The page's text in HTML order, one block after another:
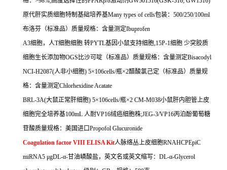
原代肝实质细胞特制基础培养基Many types of cells包装： 500/250/100ml
布洛芬（标准品）质量规格：含量测定Ibuprofen
A3细胞，人T细胞细胞 转PYTL基因小鼠支持细胞,15P-1细胞 少突胶质
细胞生长添加物OGS 比沙可啶（标准品）质量规格：含量测定Bisacodyl
NCI-H2087(人非小细胞) 5×106cells/瓶×2醋酸氯己定（标准品）质量规
格：含量测定Chlorhexidine Acatate
BRL-3A(大鼠正常肝细胞) 5×106cells/瓶×2 CM-M038小鼠肝内胆管上皮
细胞完全培养基100mL 人耐VP16绒癌细胞株;JEG-3/VP16丙泊酚葡萄糖
苷酸质量规格：美国进口Propofol Glucuronide
Coagulation factor VIII ELISA Kit人脉络丛上皮细胞RNAHCPEpiC
miRNA5 μgDL-α-甘油嶙酸盐，英文名或英文缩写： DL-α-Glycerol